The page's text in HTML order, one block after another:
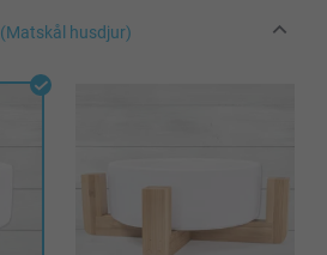
(Matskål husdjur)